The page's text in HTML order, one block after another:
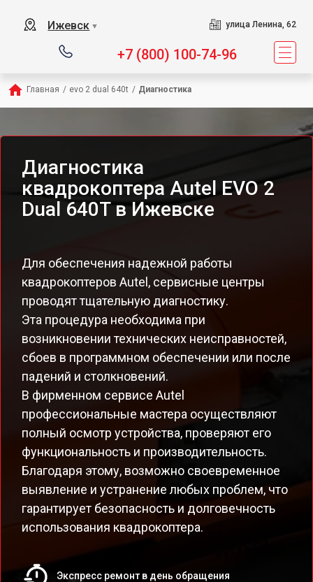
Ижевск ▼ улица Ленина, 62
+7 (800) 100-74-96
Главная / evo 2 dual 640t / Диагностика
Диагностика
квадрокоптера Autel EVO 2
Dual 640T в Ижевске
Для обеспечения надежной работы
квадрокоптеров Autel, сервисные центры
проводят тщательную диагностику.
Эта процедура необходима при
возникновении технических неисправностей,
сбоев в программном обеспечении или после
падений и столкновений.
В фирменном сервисе Autel
профессиональные мастера осуществляют
полный осмотр устройства, проверяют его
функциональность и производительность.
Благодаря этому, возможно своевременное
выявление и устранение любых проблем, что
гарантирует безопасность и долговечность
использования квадрокоптера.
Экспресс ремонт в день обращения